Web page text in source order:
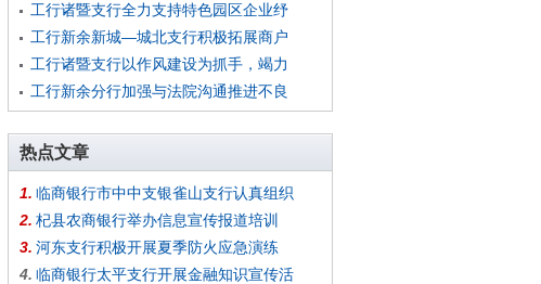
工行诸暨支行全力支持特色园区企业纾
工行新余新城—城北支行积极拓展商户
工行诸暨支行以作风建设为抓手，竭力
工行新余分行加强与法院沟通推进不良
热点文章
1. 临商银行市中中支银雀山支行认真组织
2. 杞县农商银行举办信息宣传报道培训
3. 河东支行积极开展夏季防火应急演练
4. 临商银行太平支行开展金融知识宣传活